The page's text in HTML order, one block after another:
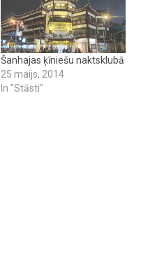
Šanhajas ķīniešu naktsklubā
25 maijs, 2014
In "Stāsti"